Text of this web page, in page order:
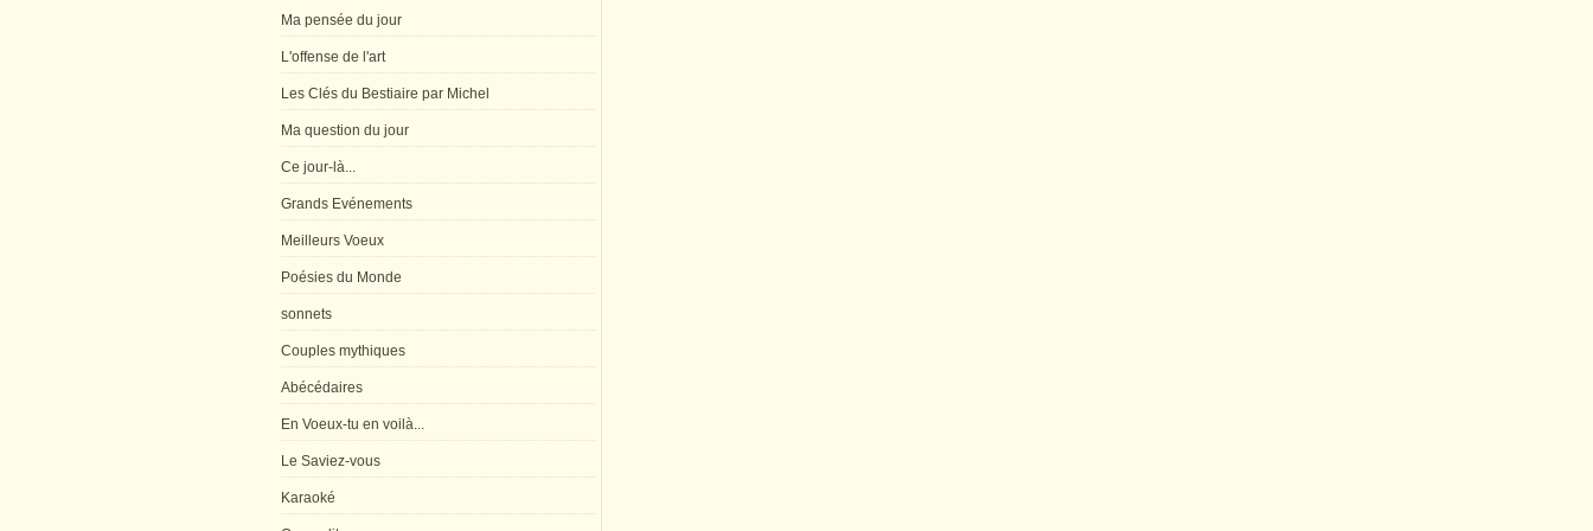
Ma pensée du jour
L'offense de l'art
Les Clés du Bestiaire par Michel
Ma question du jour
Ce jour-là...
Grands Evénements
Meilleurs Voeux
Poésies du Monde
sonnets
Couples mythiques
Abécédaires
En Voeux-tu en voilà...
Le Saviez-vous
Karaoké